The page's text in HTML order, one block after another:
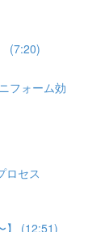
(7:20)
フォーム効
ロセス
】 (12:51)